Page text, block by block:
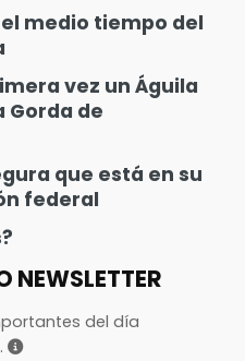
medio tiempo del
vez un Águila
Gorda de
que está en su
federal
NEWSLETTER
del día